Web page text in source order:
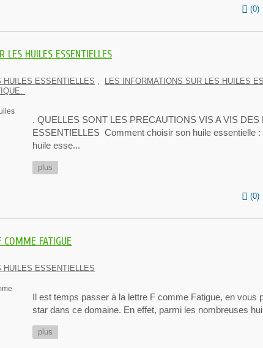
(0)
LES HUILES ESSENTIELLES
HUILES ESSENTIELLES ,
LES INFORMATIONS SUR LES HUILES
. QUELLES SONT LES PRECAUTIONS VIS A VIS DES
ESSENTIELLES Comment choisir son huile essentielle
huile esse...
plus
(0)
FATIGUE
HUILES ESSENTIELLES
Il est temps passer à la lettre F comme Fatigue, en vous
star dans ce domaine. En effet, parmi les nombreuses
plus